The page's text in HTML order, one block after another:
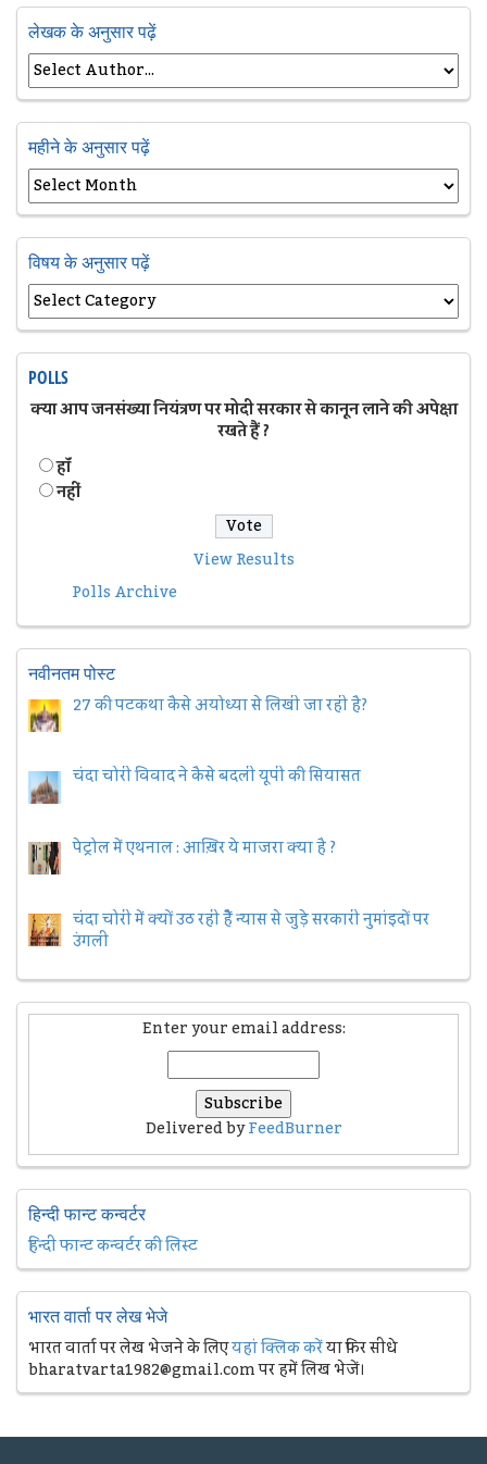
लेखक के अनुसार पढ़ें
महीने के अनुसार पढ़ें
विषय के अनुसार पढ़ें
POLLS
क्या आप जनसंख्या नियंत्रण पर मोदी सरकार से कानून लाने की अपेक्षा
रखते हैं ?
हॉं
नहीं
View Results
Polls Archive
नवीनतम पोस्ट
27 की पटकथा कैसे अयोध्या से लिखी जा रही है?
चंदा चोरी विवाद ने कैसे बदली यूपी की सियासत
पेट्रोल में एथनाल : आख़िर ये माजरा क्या है ?
चंदा चोरी में क्यों उठ रही हैैं न्यास से जुड़े सरकारी नुमांइदों पर
उंगली
Enter your email address:
Delivered byFeedBurner
हिन्दी फान्ट कन्वर्टर
हिन्दी फान्ट कन्वर्टर की लिस्ट
भारत वार्ता पर लेख भेजे
भारत वार्ता पर लेख भेजने के लिएयहां क्लिक करेंया फिर सीधे
bharatvarta1982@gmail.com पर हमें लिख भेजें।